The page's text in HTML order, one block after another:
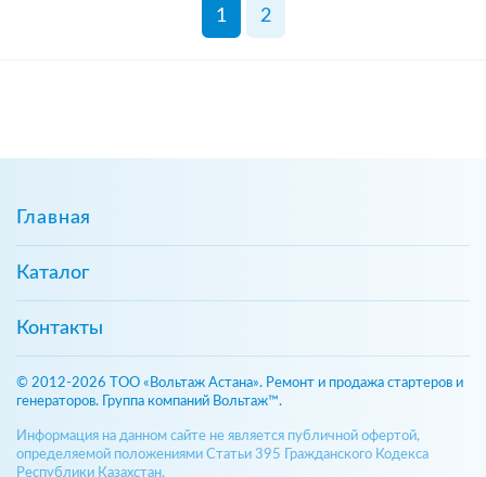
1 2
Главная
Каталог
Контакты
© 2012-2026 ТОО «Вольтаж Астана». Ремонт и продажа стартеров и
генераторов. Группа компаний Вольтаж™.
Информация на данном сайте не является публичной офертой,
определяемой положениями Статьи 395 Гражданского Кодекса
Республики Казахстан.